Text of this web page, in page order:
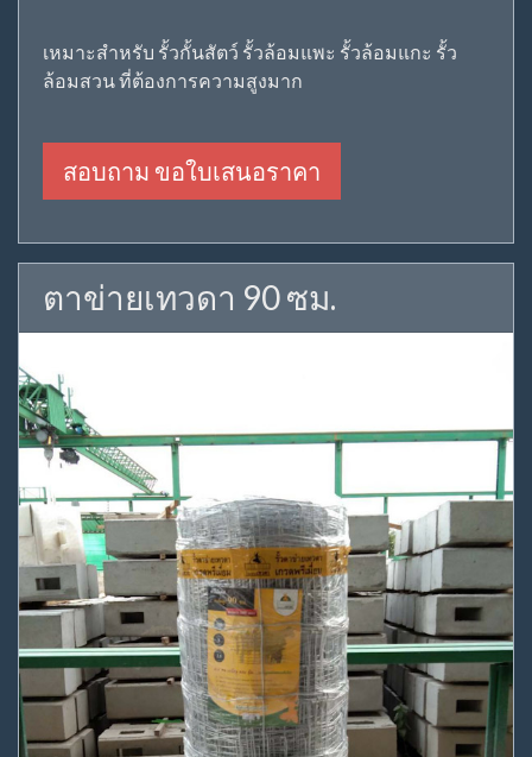
เหมาะสำหรับ รั้วกั้นสัตว์ รั้วล้อมแพะ รั้วล้อมแกะ รั้ว
ล้อมสวน ที่ต้องการความสูงมาก
สอบถาม ขอใบเสนอราคา
ตาข่ายเทวดา 90 ซม.